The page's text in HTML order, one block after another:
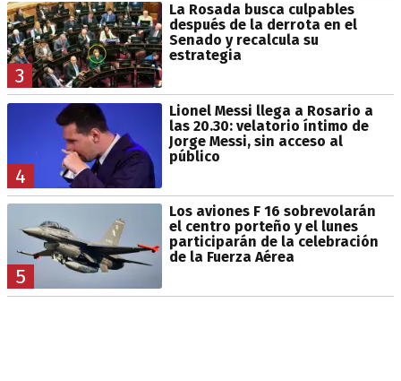
3
La Rosada busca culpables
después de la derrota en el
Senado y recalcula su
estrategia
4
Lionel Messi llega a Rosario a
las 20.30: velatorio íntimo de
Jorge Messi, sin acceso al
público
5
Los aviones F 16 sobrevolarán
el centro porteño y el lunes
participarán de la celebración
de la Fuerza Aérea